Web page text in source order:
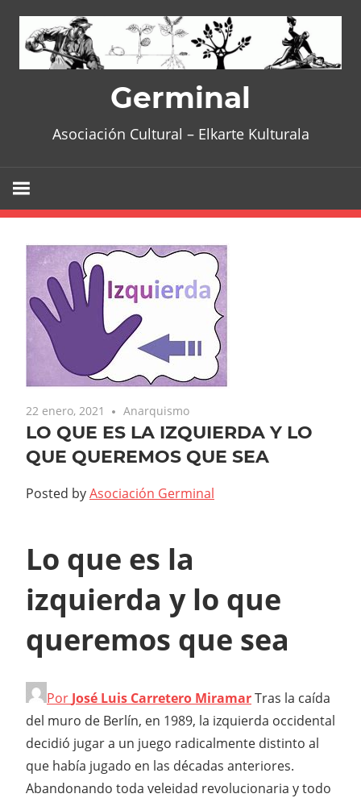
content
Germinal
Asociación Cultural – Elkarte Kulturala
22 enero, 2021 Anarquismo
LO QUE ES LA IZQUIERDA Y LO
QUE QUEREMOS QUE SEA
Posted byAsociación Germinal
Lo que es la
izquierda y lo que
queremos que sea
Por José Luis Carretero MiramarTras la caída
del muro de Berlín, en 1989, la izquierda occidental
decidió jugar a un juego radicalmente distinto al
que había jugado en las décadas anteriores.
Abandonando toda veleidad revolucionaria y todo